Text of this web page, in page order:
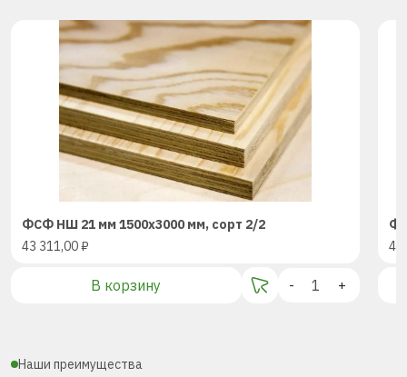
ФСФ НШ 21 мм 1500х3000 мм, сорт 2/2
43 311,00₽
В корзину - +
43
Наши преимущества